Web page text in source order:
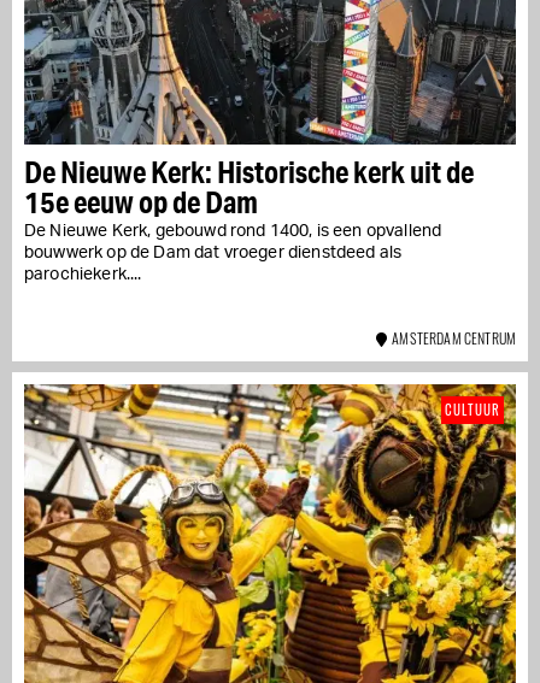
De Nieuwe Kerk: Historische kerk uit de
15e eeuw op de Dam
De Nieuwe Kerk, gebouwd rond 1400, is een opvallend
bouwwerk op de Dam dat vroeger dienstdeed als
parochiekerk....
AMSTERDAM CENTRUM
CULTUUR